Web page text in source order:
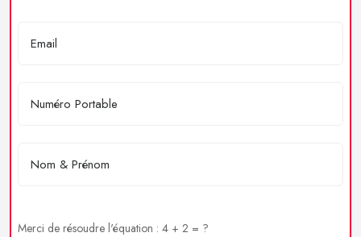
Merci de résoudre l'équation : 4 + 2 = ?